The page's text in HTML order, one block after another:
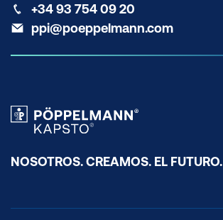
+34 93 754 09 20
ppi@poeppelmann.com
NOSOTROS. CREAMOS. EL FUTURO.